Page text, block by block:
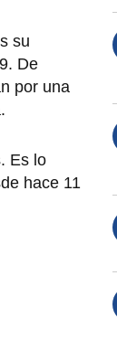
su
De
por una
Es lo
hace 11